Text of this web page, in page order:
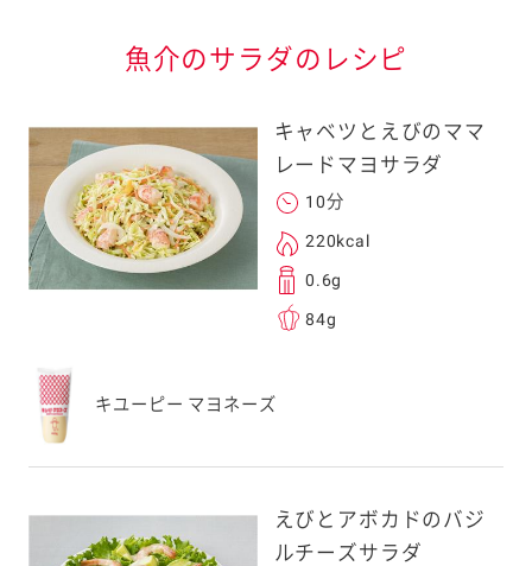
魚介のサラダのレシピ
キャベツとえびのママ
レードマヨサラダ
10分
220kcal
0.6g
84g
キユーピー マヨネーズ
えびとアボカドのバジ
ルチーズサラダ